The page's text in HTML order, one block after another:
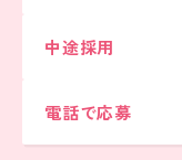
中途採用
電話で応募